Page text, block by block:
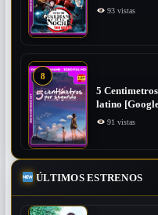
93 vistas
8
5
latino
91 vistas
ÚLTIMOS ESTRENOS